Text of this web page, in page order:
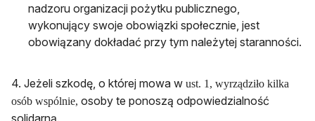
nadzoru organizacji pożytku publicznego,
wykonujący swoje obowiązki społecznie, jest
obowiązany dokładać przy tym należytej staranności.
4. Jeżeli szkodę, o której mowa w ust. 1, wyrządziło kilka
osób wspólnie, osoby te ponoszą odpowiedzialność